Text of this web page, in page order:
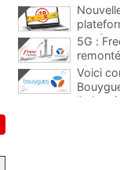
par
5G :
plus
Voici
limites